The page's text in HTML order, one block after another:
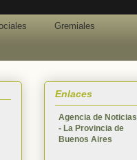
Gremiales
Enlaces
Agencia de Noticias
- La Provincia de
Buenos Aires